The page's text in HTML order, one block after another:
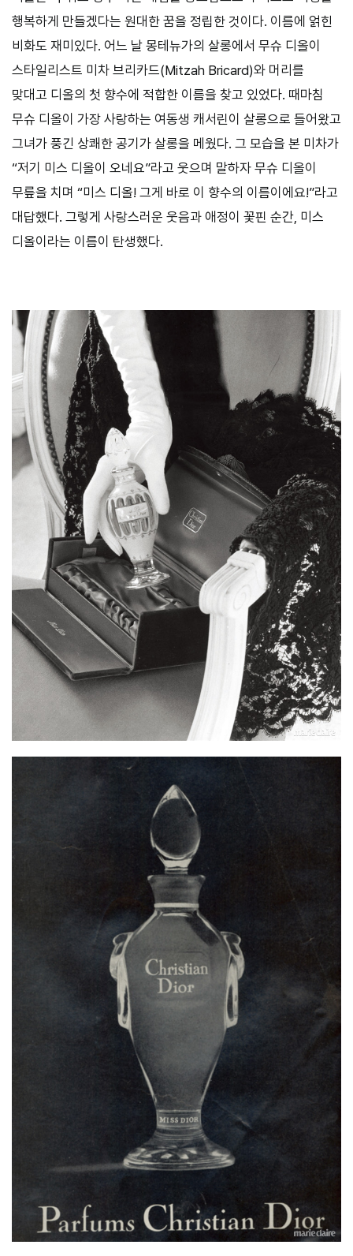
행복하게 만들겠다는 원대한 꿈을 정립한 것이다. 이름에 얽힌
비화도 재미있다. 어느 날 몽테뉴가의 살롱에서 무슈 디올이
스타일리스트 미차 브리카드(Mitzah Bricard)와 머리를
맞대고 디올의 첫 향수에 적합한 이름을 찾고 있었다. 때마침
무슈 디올이 가장 사랑하는 여동생 캐서린이 살롱으로 들어왔고
그녀가 풍긴 상쾌한 공기가 살롱을 메웠다. 그 모습을 본 미차가
“저기 미스 디올이 오네요”라고 웃으며 말하자 무슈 디올이
무릎을 치며 “미스 디올! 그게 바로 이 향수의 이름이에요!”라고
대답했다. 그렇게 사랑스러운 웃음과 애정이 꽃핀 순간, 미스
디올이라는 이름이 탄생했다.